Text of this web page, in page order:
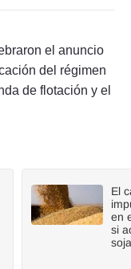
el anuncio
del régimen
de flotación y el
El
en
si
soja